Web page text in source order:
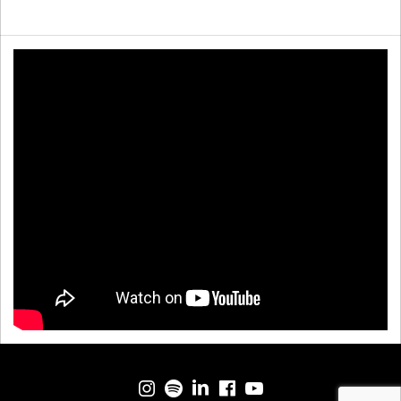
Menu-item
Menu-item
Menu-item
Menu-item
Menu-item